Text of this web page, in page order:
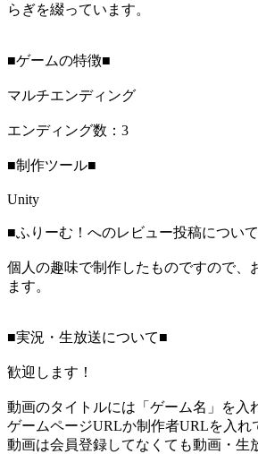
らぎを綴っています。
■ゲームの特徴■
マルチエンディング
エンディング数：3
■制作ツール■
Unity
■ふりーむ！へのレビュー投稿につい
個人の趣味で制作したものですので、
ます。
■実況・生放送について■
歓迎します！
動画のタイトルには「ゲーム名」を入
ゲームページURLか制作者URLを入れ
動画は会員登録してなくても動画・生